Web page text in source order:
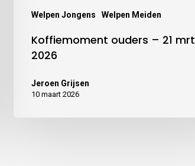
Welpen Jongens Welpen Meiden
Koffiemoment ouders – 21 mrt
2026
Jeroen Grijsen
10 maart 2026